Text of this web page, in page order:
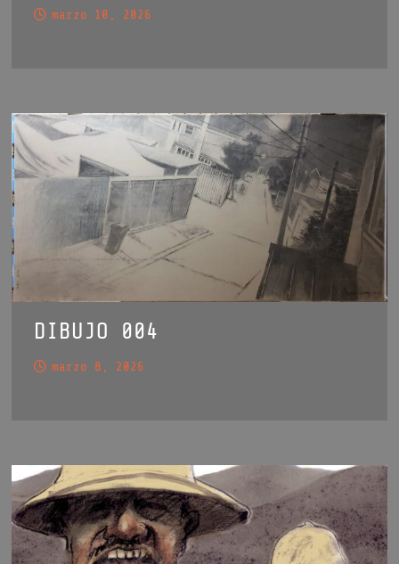
marzo 10, 2026
DIBUJO 004
marzo 8, 2026